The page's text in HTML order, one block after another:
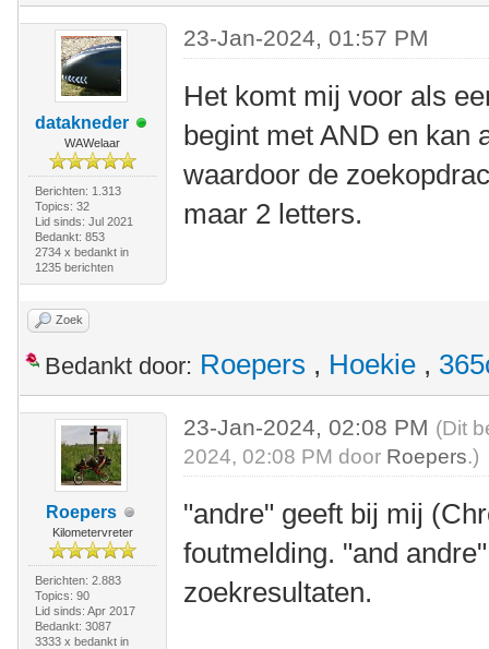
datakneder
WAWelaar
Berichten: 1.313
Topics: 32
Lid sinds: Jul 2021
Bedankt: 853
2734 x bedankt in
1235 berichten
23-Jan-2024, 01:57 PM
Het komt mij voor als
begint met AND en kan
waardoor de
maar 2 letters.
Zoek
Bedankt door: Roepers , Hoekie ,
Roepers
Kilometervreter
Berichten: 2.883
Topics: 90
Lid sinds: Apr 2017
Bedankt: 3087
3333 x bedankt in
23-Jan-2024, 02:08 PM (Dit
2024, 02:08 PM door Roepers.)
"andre" geeft bij mij
foutmelding. "and
zoekresultaten.